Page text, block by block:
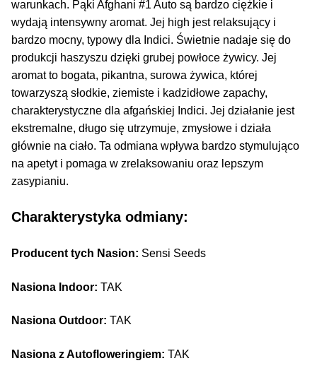
Odbiór Osobisty
Kontakt
warunkach. Pąki Afghani #1 Auto są bardzo ciężkie i
wydają intensywny aromat. Jej high jest relaksujący i
bardzo mocny, typowy dla Indici. Świetnie nadaje się do
produkcji haszyszu dzięki grubej powłoce żywicy. Jej
aromat to bogata, pikantna, surowa żywica, której
towarzyszą słodkie, ziemiste i kadzidłowe zapachy,
charakterystyczne dla afgańskiej Indici. Jej działanie jest
ekstremalne, długo się utrzymuje, zmysłowe i działa
głównie na ciało. Ta odmiana wpływa bardzo stymulująco
na apetyt i pomaga w zrelaksowaniu oraz lepszym
zasypianiu.
Charakterystyka odmiany:
Producent tych Nasion: Sensi Seeds
Nasiona Indoor: TAK
Nasiona Outdoor: TAK
Nasiona z Autofloweringiem: TAK